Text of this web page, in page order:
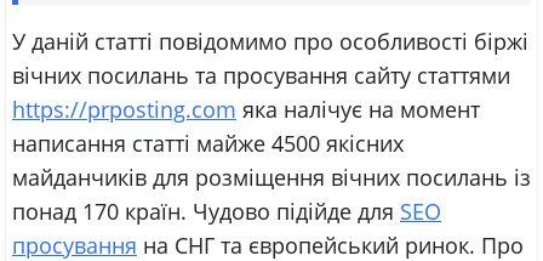
У даній статті повідомимо про особливості біржі
вічних посилань та просування сайту статтями
https://prposting.com яка налічує на момент
написання статті майже 4500 якісних
майданчиків для розміщення вічних посилань із
понад 170 країн. Чудово підійде для SEO
просування на СНГ та європейський ринок. Про